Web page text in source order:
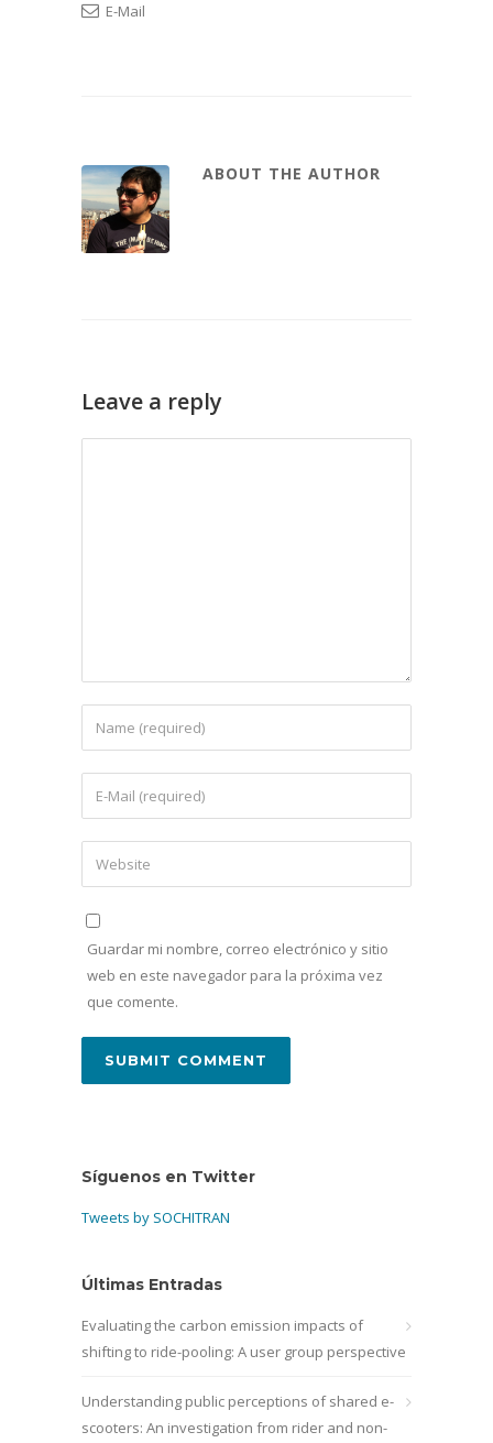
E-Mail
ABOUT THE AUTHOR
Leave a reply
Guardar mi nombre, correo electrónico y sitio
web en este navegador para la próxima vez
que comente.
Síguenos en Twitter
Tweets by SOCHITRAN
Últimas Entradas
Evaluating the carbon emission impacts of
shifting to ride-pooling: A user group perspective
Understanding public perceptions of shared e-
scooters: An investigation from rider and non-